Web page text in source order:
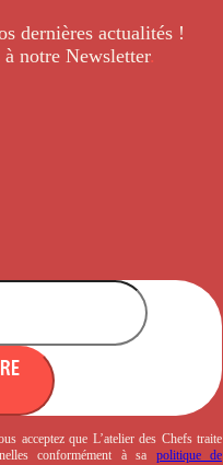
dernièresactualités !
notre Newsletter.
acceptez que L’atelier des Chefs traite
conformément à sa politique de